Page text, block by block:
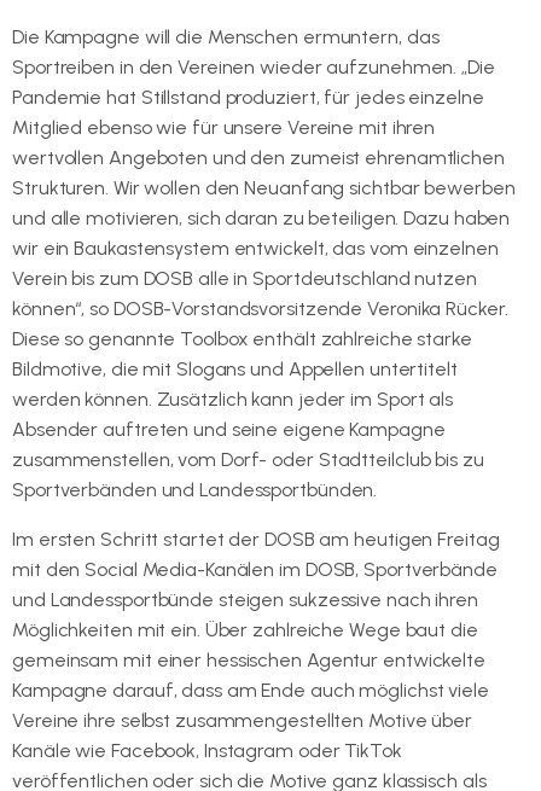
Die Kampagne will die Menschen ermuntern, das
Sportreiben in den Vereinen wieder aufzunehmen. „Die
Pandemie hat Stillstand produziert, für jedes einzelne
Mitglied ebenso wie für unsere Vereine mit ihren
wertvollen Angeboten und den zumeist ehrenamtlichen
Strukturen. Wir wollen den Neuanfang sichtbar bewerben
und alle motivieren, sich daran zu beteiligen. Dazu haben
wir ein Baukastensystem entwickelt, das vom einzelnen
Verein bis zum DOSB alle in Sportdeutschland nutzen
können“, so DOSB-Vorstandsvorsitzende Veronika Rücker.
Diese so genannte Toolbox enthält zahlreiche starke
Bildmotive, die mit Slogans und Appellen untertitelt
werden können. Zusätzlich kann jeder im Sport als
Absender auftreten und seine eigene Kampagne
zusammenstellen, vom Dorf- oder Stadtteilclub bis zu
Sportverbänden und Landessportbünden.
Im ersten Schritt startet der DOSB am heutigen Freitag
mit den Social Media-Kanälen im DOSB, Sportverbände
und Landessportbünde steigen sukzessive nach ihren
Möglichkeiten mit ein. Über zahlreiche Wege baut die
gemeinsam mit einer hessischen Agentur entwickelte
Kampagne darauf, dass am Ende auch möglichst viele
Vereine ihre selbst zusammengestellten Motive über
Kanäle wie Facebook, Instagram oder TikTok
veröffentlichen oder sich die Motive ganz klassisch als